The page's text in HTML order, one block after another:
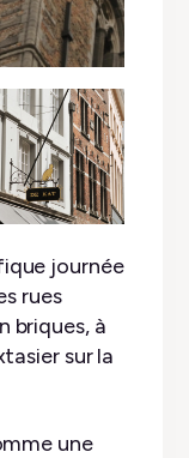
journée
rues
briques, à
sur la
une